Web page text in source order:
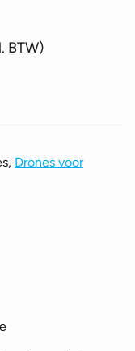
BTW)
Drones voor